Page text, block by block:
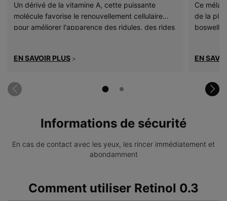
Un dérivé de la vitamine A, cette puissante
molécule favorise le renouvellement cellulaire
pour améliorer l'apparence des ridules, des rides
l'apparence des pores.
EN SAVOIR PLUS >
Ce
de la
EN
Informations de sécurité
En cas de contact avec les yeux, les rincer immédiatement et
abondamment
PDP Product How to Use
Comment utiliser Retinol 0.3